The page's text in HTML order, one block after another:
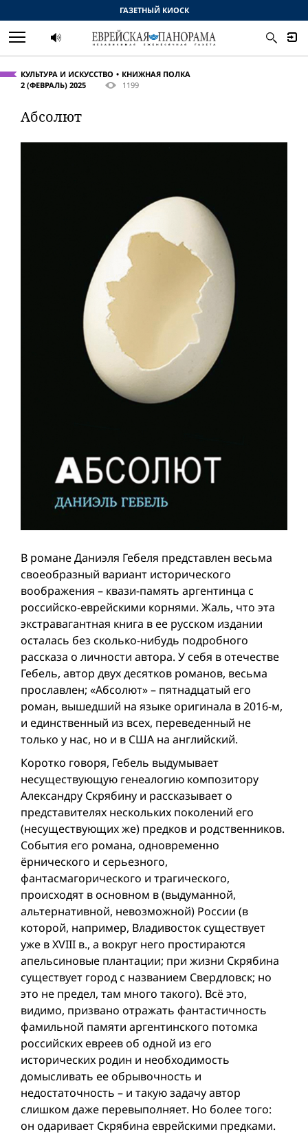
КУЛЬТУРА И ИСКУССТВО
КНИЖНАЯ ПОЛКА
2 (ФЕВРАЛЬ) 2025
1199
Абсолют
В романе Даниэля Гебеля представлен весьма
своеобразный вариант исторического
воображения – квази-память аргентинца с
российско-еврейскими корнями. Жаль, что эта
экстравагантная книга в ее русском издании
осталась без сколько-нибудь подробного
рассказа о личности автора. У себя в отечестве
Гебель, автор двух десятков романов, весьма
прославлен; «Абсолют» – пятнадцатый его
роман, вышедший на языке оригинала в 2016-м,
и единственный из всех, переведенный не
только у нас, но и в США на английский.
Коротко говоря, Гебель выдумывает
несуществующую генеалогию композитору
Александру Скрябину и рассказывает о
представителях нескольких поколений его
(несуществующих же) предков и родственников.
События его романа, одновременно
ёрнического и серьезного,
фантасмагорического и трагического,
происходят в основном в (выдуманной,
альтернативной, невозможной) России (в
которой, например, Владивосток существует
уже в XVIII в., а вокруг него простираются
апельсиновые плантации; при жизни Скрябина
существует город с названием Свердловск; но
это не предел, там много такого). Всё это,
видимо, призвано отражать фантастичность
фамильной памяти аргентинского потомка
российских евреев об одной из его
исторических родин и необходимость
домысливать ее обрывочность и
недостаточность – и такую задачу автор
слишком даже перевыполняет. Но более того:
он одаривает Скрябина еврейскими предками.
ГАЗЕТНЫЙ КИОСК